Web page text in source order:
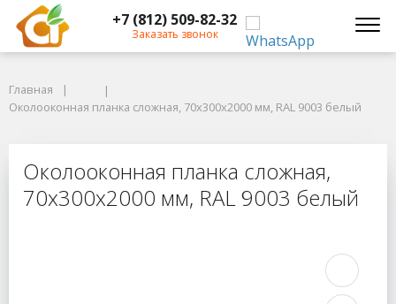
+7 (812) 509-82-32
Заказать звонок
Околооконная планка сложная, 70x300x2000 мм, RAL 9003 белый
Околооконная планка сложная,
Главная
Околооконная планка сложная, 70x300x2000 мм, RAL 9003 белый
Околооконная планка сложная,
70x300x2000 мм, RAL 9003 белый